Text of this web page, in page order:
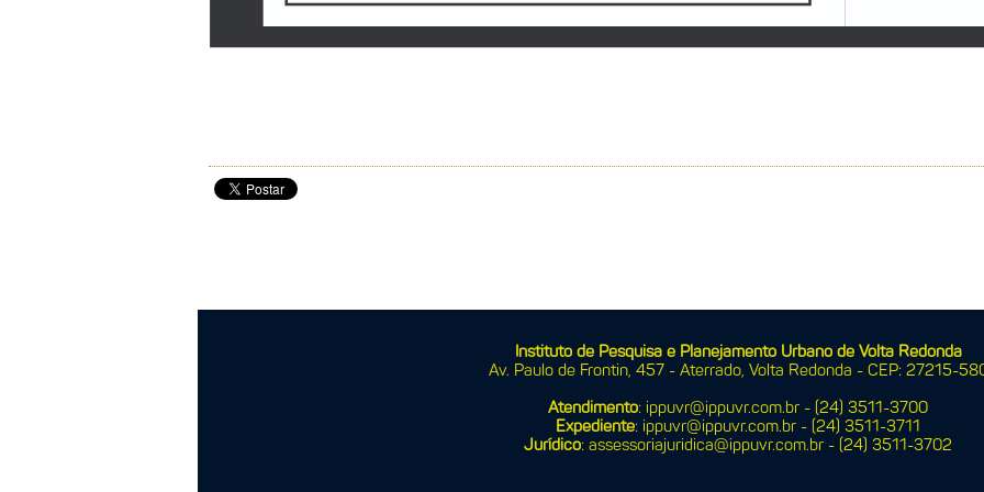
Instituto de Pesquisa e Planejamento Urbano de Volta Redonda
Av. Paulo de Frontin, 457 - Aterrado, Volta Redonda - CEP: 27215-
Atendimento: ippuvr@ippuvr.com.br - (24) 3511-3700
Expediente: ippuvr@ippuvr.com.br - (24) 3511-3711
Jurídico: assessoriajuridica@ippuvr.com.br - (24) 3511-3702